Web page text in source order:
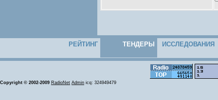
РЕЙТИНГ ТЕНДЕРЫ ИССЛЕДОВАНИЯ
Copyright © 2002-2009 RadioNet Admin icq: 324949479